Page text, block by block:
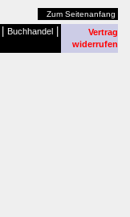
Zum Seitenanfang
Buchhandel
Vertrag
widerrufen